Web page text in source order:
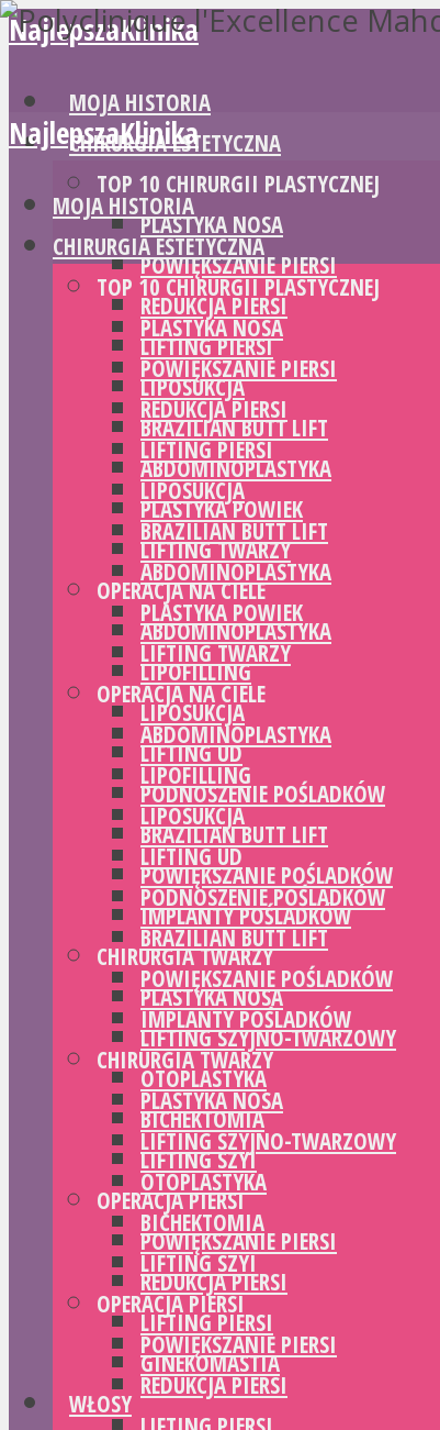
NajlepszaKlinika
MOJA HISTORIA
CHIRURGIA ESTETYCZNA
TOP 10 CHIRURGII PLASTYCZNEJ
PLASTYKA NOSA
POWIĘKSZANIE PIERSI
REDUKCJA PIERSI
LIFTING PIERSI
LIPOSUKCJA
BRAZILIAN BUTT LIFT
ABDOMINOPLASTYKA
PLASTYKA POWIEK
LIFTING TWARZY
OPERACJA NA CIELE
ABDOMINOPLASTYKA
LIPOFILLING
LIPOSUKCJA
LIFTING UD
PODNOSZENIE POŚLADKÓW
BRAZILIAN BUTT LIFT
POWIĘKSZANIE POŚLADKÓW
IMPLANTY POŚLADKÓW
CHIRURGIA TWARZY
PLASTYKA NOSA
LIFTING SZYJNO-TWARZOWY
OTOPLASTYKA
BICHEKTOMIA
LIFTING SZYI
OPERACJA PIERSI
POWIĘKSZANIE PIERSI
REDUKCJA PIERSI
LIFTING PIERSI
GINEKOMASTIA
WŁOSY
NajlepszaKlinika
MOJA HISTORIA
CHIRURGIA ESTETYCZNA
TOP 10 CHIRURGII PLASTYCZNEJ
PLASTYKA NOSA
POWIĘKSZANIE PIERSI
REDUKCJA PIERSI
LIFTING PIERSI
LIPOSUKCJA
BRAZILIAN BUTT LIFT
ABDOMINOPLASTYKA
PLASTYKA POWIEK
LIFTING TWARZY
OPERACJA NA CIELE
ABDOMINOPLASTYKA
LIPOFILLING
LIPOSUKCJA
LIFTING UD
PODNOSZENIE POŚLADKÓW
BRAZILIAN BUTT LIFT
POWIĘKSZANIE POŚLADKÓW
IMPLANTY POŚLADKÓW
CHIRURGIA TWARZY
PLASTYKA NOSA
LIFTING SZYJNO-TWARZOWY
OTOPLASTYKA
BICHEKTOMIA
LIFTING SZYI
OPERACJA PIERSI
POWIĘKSZANIE PIERSI
REDUKCJA PIERSI